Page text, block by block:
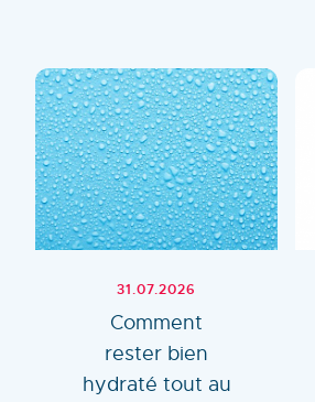
31.07.2026
Comment
rester bien
hydraté tout au